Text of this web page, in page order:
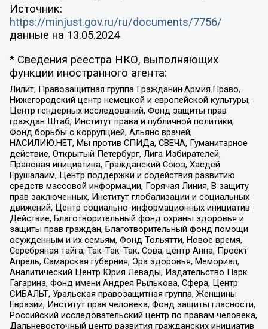
Источник:
https://minjust.gov.ru/ru/documents/7756/
данные на 13.05.2024
* Сведения реестра НКО, выполняющих
функции иностранного агента:
Лилит, Правозащитная группа Гражданин.Армия.Право,
Нижегородский центр немецкой и европейской культуры,
Центр гендерных исследований, Фонд защиты прав
граждан Штаб, Институт права и публичной политики,
Фонд борьбы с коррупцией, Альянс врачей,
НАСИЛИЮ.НЕТ, Мы против СПИДа, СВЕЧА, Гуманитарное
действие, Открытый Петербург, Лига Избирателей,
Правовая инициатива, Гражданский Союз, Хасдей
Ерушалаим, Центр поддержки и содействия развитию
средств массовой информации, Горячая Линия, В защиту
прав заключенных, Институт глобализации и социальных
движений, Центр социально-информационных инициатив
Действие, Благотворительный фонд охраны здоровья и
защиты прав граждан, Благотворительный фонд помощи
осужденным и их семьям, Фонд Тольятти, Новое время,
Серебряная тайга, Так-Так-Так, Сова, центр Анна, Проект
Апрель, Самарская губерния, Эра здоровья, Мемориал,
Аналитический Центр Юрия Левады, Издательство Парк
Гагарина, Фонд имени Андрея Рылькова, Сфера, Центр
СИБАЛЬТ, Уральская правозащитная группа, Женщины
Евразии, Институт прав человека, Фонд защиты гласности,
Российский исследовательский центр по правам человека,
Дальневосточный центр развития гражданских инициатив